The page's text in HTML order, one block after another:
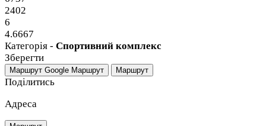
2402
6
4.6667
Категорія - Спортивний комплекс
Зберегти
Маршрут Google Маршрут Маршрут
Поділитись
Адреса